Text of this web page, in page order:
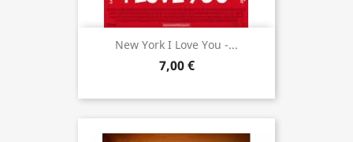
New York I Love You -...
7,00 €